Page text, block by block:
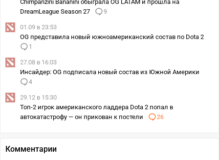
Chimpanzini Bananini обыграла OG LATAM и прошла на
DreamLeague Season 27
9
01.09 в 23:53
OG представила новый южноамериканский состав по Dota 2
1
27.08 в 16:03
Инсайдер: OG подписала новый состав из Южной Америки
4
29.12 в 15:30
Топ-2 игрок американского ладдера Dota 2 попал в
автокатастрофу — он прикован к постели
26
Комментарии